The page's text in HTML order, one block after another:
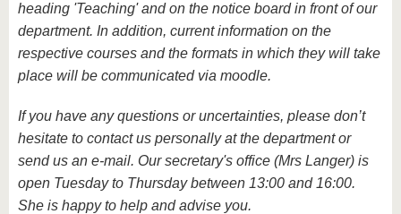
heading 'Teaching' and on the notice board in front of our
department. In addition, current information on the
respective courses and the formats in which they will take
place will be communicated via moodle.
If you have any questions or uncertainties, please don’t
hesitate to contact us personally at the department or
send us an e-mail. Our secretary's office (Mrs Langer) is
open Tuesday to Thursday between 13:00 and 16:00.
She is happy to help and advise you.